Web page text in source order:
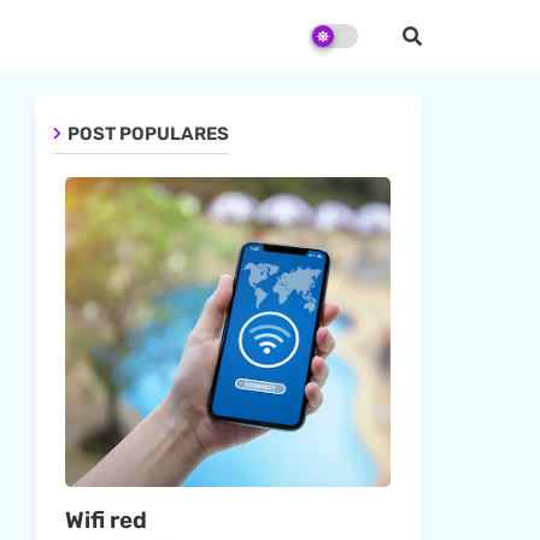
POST POPULARES
Wifi red